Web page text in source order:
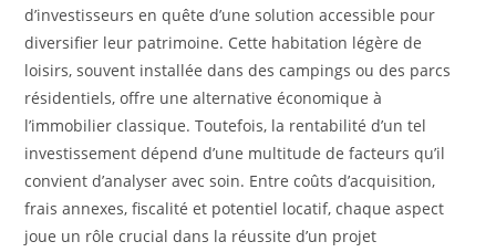
d’investisseurs en quête d’une solution accessible pour
diversifier leur patrimoine. Cette habitation légère de
loisirs, souvent installée dans des campings ou des parcs
résidentiels, offre une alternative économique à
l’immobilier classique. Toutefois, la rentabilité d’un tel
investissement dépend d’une multitude de facteurs qu’il
convient d’analyser avec soin. Entre coûts d’acquisition,
frais annexes, fiscalité et potentiel locatif, chaque aspect
joue un rôle crucial dans la réussite d’un projet